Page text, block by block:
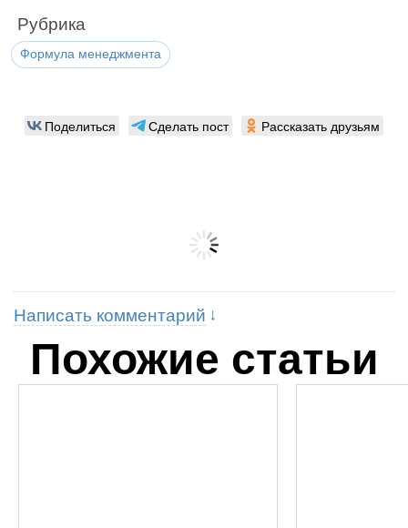
Рубрика
Формула менеджмента
Поделиться Сделать пост Рассказать друзьям
Написать комментарий
Похожие статьи